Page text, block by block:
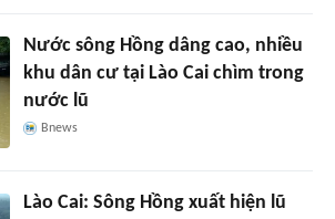
Nước sông Hồng dâng cao, nhiều
khu dân cư tại Lào Cai chìm trong
nước lũ
Bnews
Lào Cai: Sông Hồng xuất hiện lũ